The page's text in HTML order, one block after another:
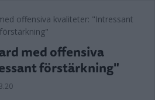
med offensiva
förstärkning"